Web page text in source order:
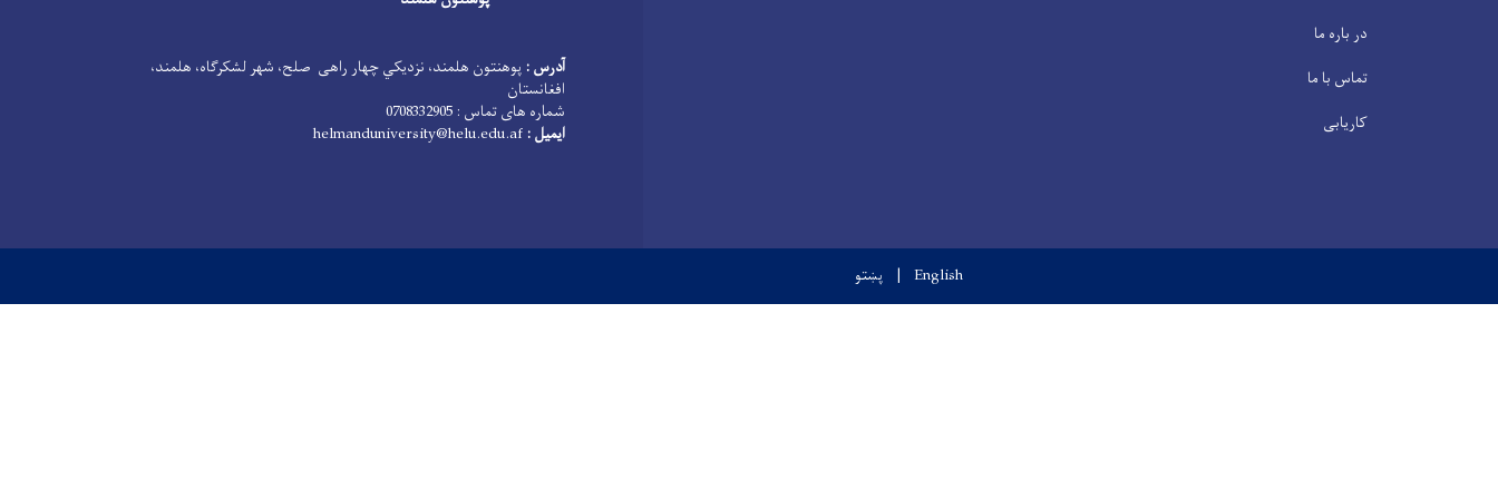
در باره ما
تماس با ما
کاریابی
آدرس : پوهنتون هلمند، نزدیکي چهار راهی صلح، شهر لشکرگاه، هلمند،
افغانستان
شماره های تماس : 0708332905
ایمیل :
English پښتو